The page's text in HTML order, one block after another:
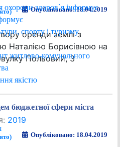
охорони здоров`я інформує
спорту і туризму
житлово-комунального
якістю
Опубліковано: 18.04.2019
оренди землі з
Наталією Борисівною на
Польовий, 3
бюджетної сфери міста
2019
Опубліковано: 18.04.2019